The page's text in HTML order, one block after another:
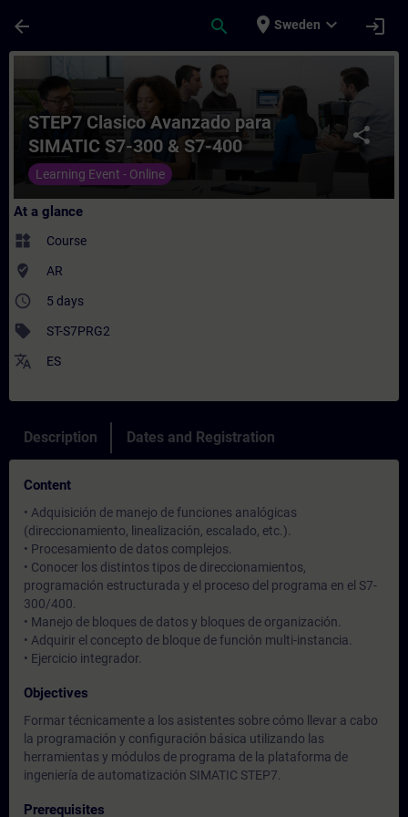
arrow_back search place Sweden expand_more login
Course - STEP7 Clasico Avanzado para
share
STEP7 Clasico Avanzado para
SIMATIC S7-300 & S7-400
Learning Event - Online
At a glance
widgets Course
where_to_vote AR
access_time 5 days
sell ST-S7PRG2
translate ES
Description Dates and Registration
Content
• Adquisición de manejo de funciones analógicas
(direccionamiento, linealización, escalado, etc.).
• Procesamiento de datos complejos.
• Conocer los distintos tipos de direccionamientos,
programación estructurada y el proceso del programa en el S7-
300/400.
• Manejo de bloques de datos y bloques de organización.
• Adquirir el concepto de bloque de función multi-instancia.
• Ejercicio integrador.
Objectives
Formar técnicamente a los asistentes sobre cómo llevar a cabo
la programación y configuración básica utilizando las
herramientas y módulos de programa de la plataforma de
ingeniería de automatización SIMATIC STEP7.
Prerequisites